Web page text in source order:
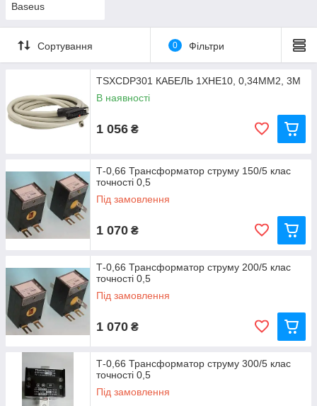
Baseus
Сортування 0 Фільтри
TSXCDP301 КАБЕЛЬ 1ХНЕ10, 0,34MM2, 3M
В наявності
1 056 ₴
Т-0,66 Трансформатор струму 150/5 клас
точності 0,5
Під замовлення
1 070 ₴
Т-0,66 Трансформатор струму 200/5 клас
точності 0,5
Під замовлення
1 070 ₴
Т-0,66 Трансформатор струму 300/5 клас
точності 0,5
Під замовлення